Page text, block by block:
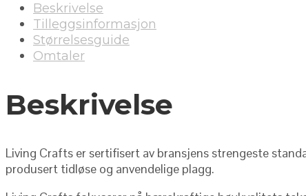
Beskrivelse
Tilleggsinformasjon
Størrelsesguide
Omtaler
Beskrivelse
Living Crafts er sertifisert av bransjens strengeste
produsert tidløse og anvendelige plagg.